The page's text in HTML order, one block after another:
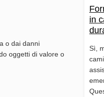
in
Sì,
o dai danni
oggetti di valore o